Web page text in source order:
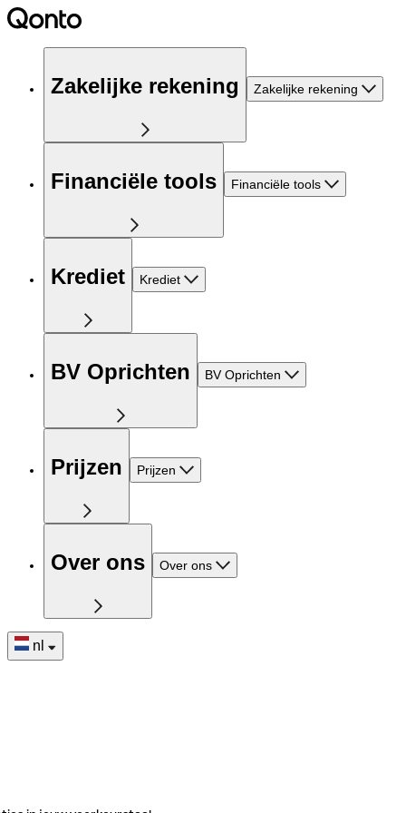
Zakelijke rekening Zakelijke rekening
Financiële tools Financiële tools
Krediet Krediet
BV Oprichten BV Oprichten
Prijzen Prijzen
Over ons Over ons
nl